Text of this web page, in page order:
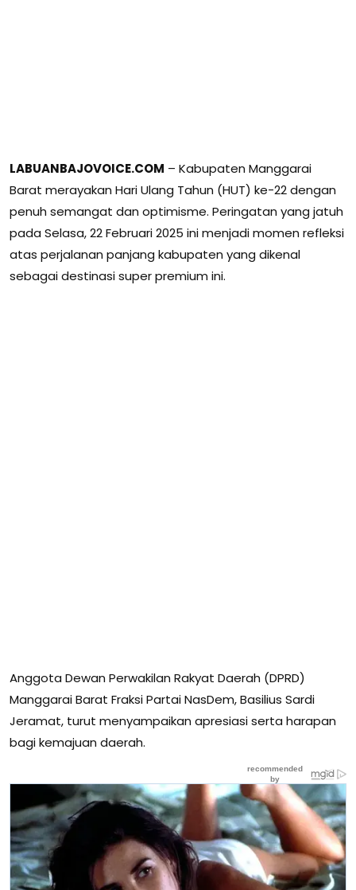
LABUANBAJOVOICE.COM – Kabupaten Manggarai
Barat merayakan Hari Ulang Tahun (HUT) ke-22 dengan
penuh semangat dan optimisme. Peringatan yang jatuh
pada Selasa, 22 Februari 2025 ini menjadi momen refleksi
atas perjalanan panjang kabupaten yang dikenal
sebagai destinasi super premium ini.
Anggota Dewan Perwakilan Rakyat Daerah (DPRD)
Manggarai Barat Fraksi Partai NasDem, Basilius Sardi
Jeramat, turut menyampaikan apresiasi serta harapan
bagi kemajuan daerah.